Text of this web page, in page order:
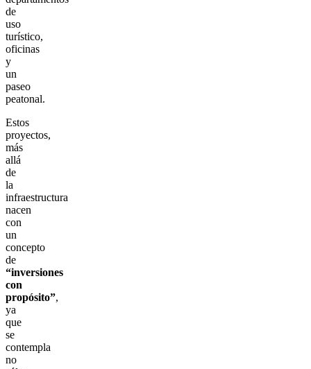
de
uso
turístico,
oficinas
y
un
paseo
peatonal.
Estos
proyectos,
más
allá
de
la
infraestructura
nacen
con
un
concepto
de
“inversiones
con
propósito”,
ya
que
se
contempla
no